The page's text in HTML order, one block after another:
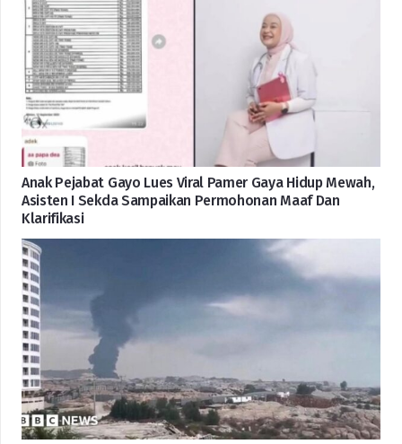
Anak Pejabat Gayo Lues Viral Pamer Gaya Hidup Mewah,
Asisten I Sekda Sampaikan Permohonan Maaf Dan
Klarifikasi